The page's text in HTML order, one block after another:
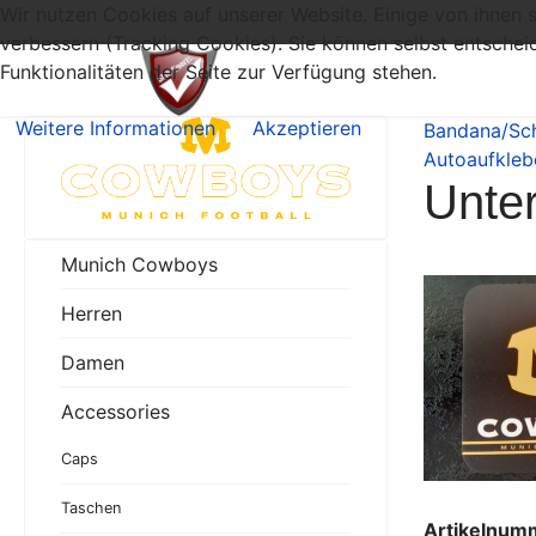
Munich Cowboys
Herren
Damen
Accessories
Caps
Taschen
Bandana/
Wir nutzen Cookies auf unserer Website. Einige von
verbessern (Tracking Cookies). Sie können selbst
Funktionalitäten der Seite zur Verfügung stehen.
Weitere Informationen Akzeptieren